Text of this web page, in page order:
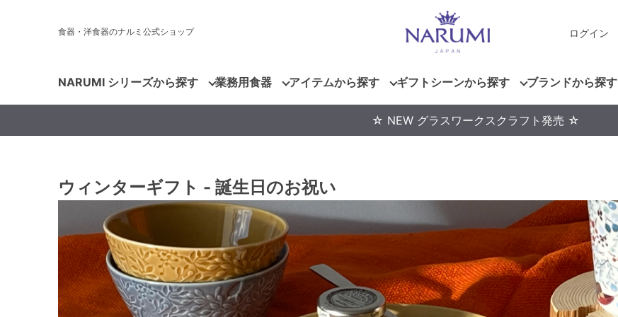
食器・洋食器のナルミ公式ショップ ログイン
NARUMI シリーズから探す 業務用食器 アイテムから探す ギフトシーンから探す ブランドから探す
☆ NEW グラスワークスクラフト発売 ☆
ウィンターギフト - 誕生日のお祝い